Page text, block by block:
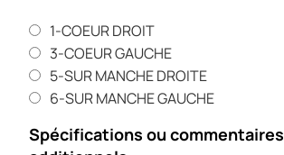
1-COEUR DROIT
3-COEUR GAUCHE
5-SUR MANCHE DROITE
6-SUR MANCHE GAUCHE
Spécifications ou commentaires